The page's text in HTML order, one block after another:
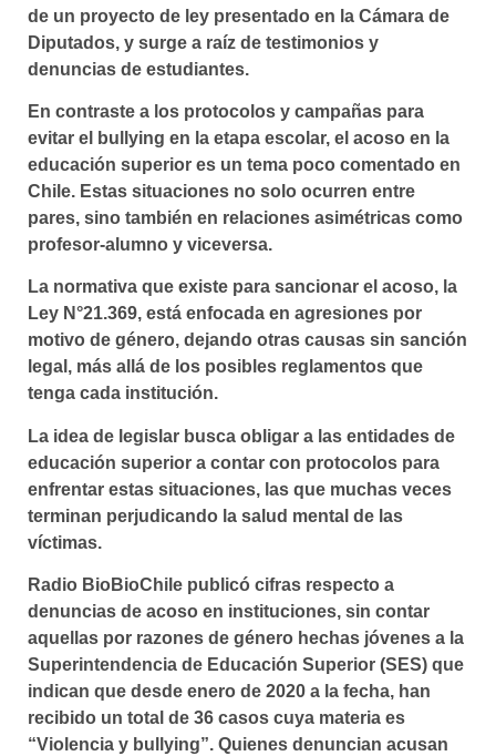
de un proyecto de ley presentado en la Cámara de
Diputados, y surge a raíz de testimonios y
denuncias de estudiantes.
En contraste a los protocolos y campañas para
evitar el bullying en la etapa escolar, el acoso en la
educación superior es un tema poco comentado en
Chile. Estas situaciones no so lo ocurren entre
pares, sino también en relaciones asimétricas como
profesor-alumno y viceversa.
La normativa que existe para sancionar el acoso, la
Ley N°21.369, está enfocada en agresiones por
motivo de género, dejando otras causas sin sanción
legal, más allá de los posibles reglamentos que
tenga cada institución.
La idea de legislar busca obligar a las entidades de
educación superior a contar con protocolos para
enfrentar estas situaciones, las que muchas veces
terminan perjudicando la salud mental de las
víctimas.
Radio BioBioChile publicó cifras respecto a
denuncias de acoso en instituciones, sin contar
aquellas por razones de género hechas jóvenes a la
Superintendencia de Educación Superior (SES) que
indican que desde enero de 2020 a la fecha, han
recibido un total de 36 casos cuya materia es
“Violencia y bullying”. Quienes denuncian acusan